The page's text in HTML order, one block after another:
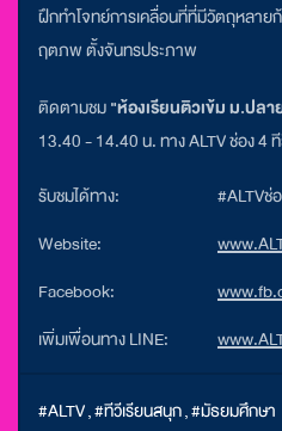
ฝึกทำโจทย์การเคลื่อนที่ที่มีวัตถุหลา
ฤตภพ ตั้งจันทรประภาพ
ติดตามชม"ห้องเรียนติวเข้ม ม.ปลา
13.40 - 14.40 น. ทาง ALTV ช่อง 4
รับชมได้ทาง:
#ALTVช่
Website:
Facebook:
เพิ่มเพื่อนทาง LINE:
#ALTV,#ทีวีเรียนสนุก,#มัธยมศึกษา